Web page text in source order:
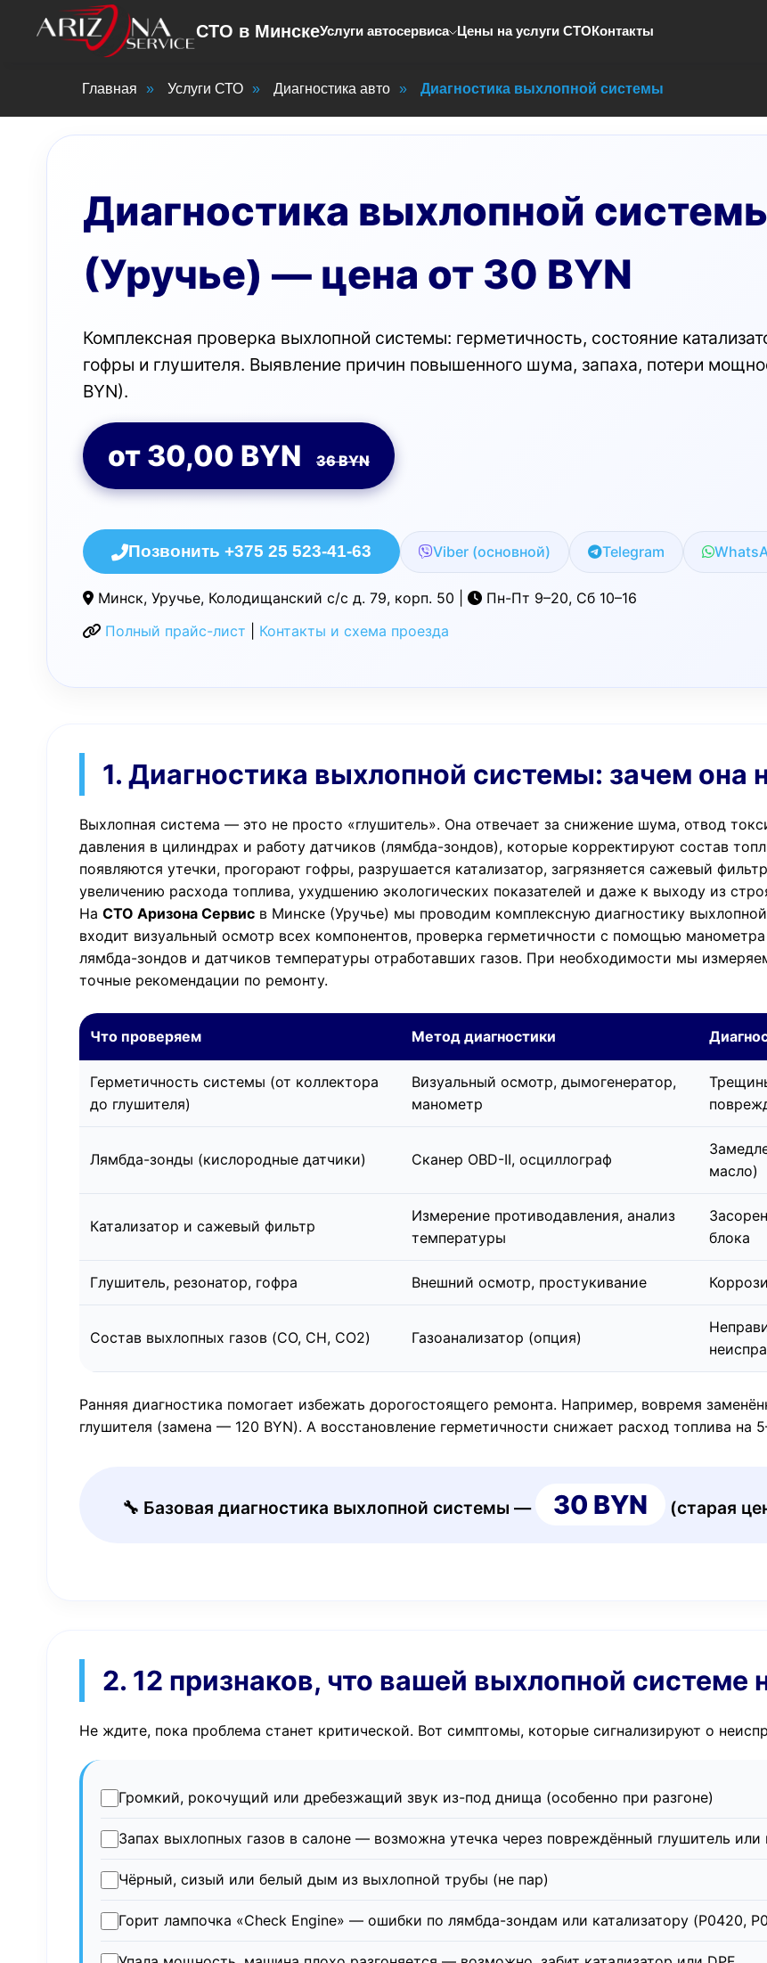
СТО в МинскеУслуги автосервиса Цены на услуги СТОКонтакты
Главная » Услуги СТО » Диагностика авто » Диагностика выхлопной системы
Диагностика выхлопной
(Уручье) — цена от 30 BYN
Комплексная проверка выхлопной системы: герметичность, состояние
гофры и глушителя. Выявление причин повышенного шума, запаха, потери
BYN).
от 30,00 BYN 36 BYN
Позвонить +375 25 523-41-63 Viber (основной) Telegram
Минск, Уручье, Колодищанский с/с д. 79, корп. 50 |
Пн-Пт 9–20, Сб 10–16
Полный прайс-лист
Контакты и схема проезда
1. Диагностика выхлопной системы: зачем она
Выхлопная система — это не просто «глушитель». Она отвечает за снижение шума, отвод
давления в цилиндрах и работу датчиков (лямбда-зондов), которые корректируют состав
появляются утечки, прогорают гофры, разрушается катализатор, загрязняется сажевый
увеличению расхода топлива, ухудшению экологических показателей и даже к выходу из
На СТО Аризона Сервис в Минске (Уручье) мы проводим комплексную диагностику
входит визуальный осмотр всех компонентов, проверка герметичности с помощью
лямбда-зондов и датчиков температуры отработавших газов. При необходимости мы
точные рекомендации по ремонту.
Что проверяем Метод диагностики
Герметичность системы (от коллектора
до глушителя)
Визуальный осмотр, дымогенератор,
манометр
Лямбда-зонды (кислородные датчики) Сканер OBD-II, осциллограф
масло)
Катализатор и сажевый фильтр
Измерение противодавления, анализ
температуры
блока
Глушитель, резонатор, гофра Внешний осмотр, простукивание
Состав выхлопных газов (CO, CH, CO2) Газоанализатор (опция)
Ранняя диагностика помогает избежать дорогостоящего ремонта. Например, вовремя
глушителя (замена — 120 BYN). А восстановление герметичности снижает расход топлива на
🔧 Базовая диагностика выхлопной системы — 30 BYN (старая
2. 12 признаков, что вашей выхлопной системе
Не ждите, пока проблема станет критической. Вот симптомы, которые сигнализируют о
Громкий, рокочущий или дребезжащий звук из-под днища (особенно при разгоне)
Запах выхлопных газов в салоне — возможна утечка через повреждённый глушитель или
Чёрный, сизый или белый дым из выхлопной трубы (не пар)
Горит лампочка «Check Engine» — ошибки по лямбда-зондам или катализатору (P0420,